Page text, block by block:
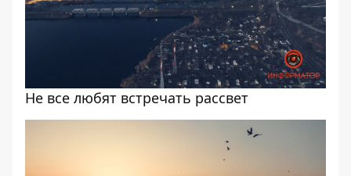
Не все любят встречать рассвет